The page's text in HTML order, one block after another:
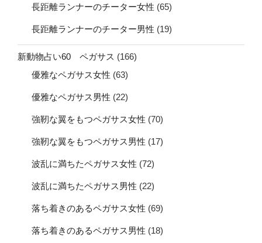
長距離ランナーのチーター女性 (65)
長距離ランナーのチーター男性 (19)
新動物占い60 ペガサス (166)
優雅なペガサス女性 (63)
優雅なペガサス男性 (22)
強靭な翼をもつペガサス女性 (70)
強靭な翼をもつペガサス男性 (17)
波乱に満ちたペガサス女性 (72)
波乱に満ちたペガサス男性 (22)
落ち着きのあるペガサス女性 (69)
落ち着きのあるペガサス男性 (18)